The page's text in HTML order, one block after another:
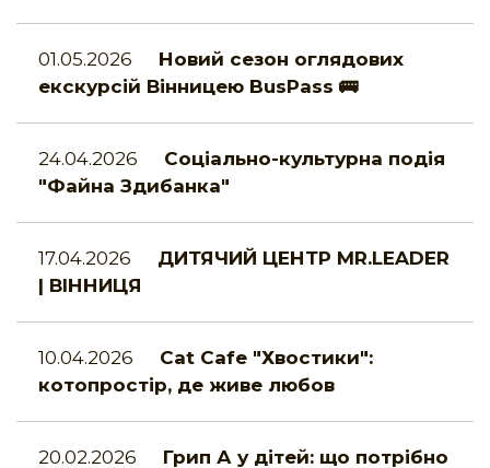
01.05.2026
Новий сезон оглядових
екскурсій Вінницею BusPass 🚌
24.04.2026
Соціально-культурна подія
"Файна Здибанка"
17.04.2026
ДИТЯЧИЙ ЦЕНТР MR.LEADER
| ВІННИЦЯ
10.04.2026
Cat Cafe "Хвостики":
котопростір, де живе любов
20.02.2026
Грип А у дітей: що потрібно